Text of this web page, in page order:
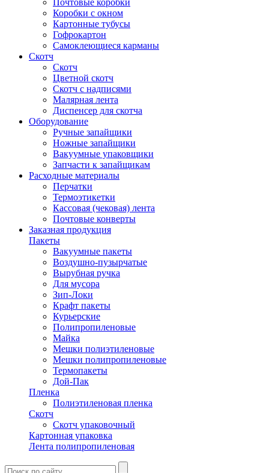
Коробки с окном
Картонные тубусы
Гофрокартон
Самоклеющиеся карманы
Скотч
Скотч
Цветной скотч
Скотч с надписями
Малярная лента
Диспенсер для скотча
Оборудование
Ручные запайщики
Ножные запайщики
Вакуумные упаковщики
Запчасти к запайщикам
Расходные материалы
Перчатки
Термоэтикетки
Кассовая (чековая) лента
Почтовые конверты
Заказная продукция
Пакеты
Вакуумные пакеты
Воздушно-пузырчатые
Вырубная ручка
Для мусора
Зип-Локи
Крафт пакеты
Курьерские
Полипропиленовые
Майка
Мешки полиэтиленовые
Мешки полипропиленовые
Термопакеты
Дой-Пак
Пленка
Полиэтиленовая пленка
Скотч
Скотч упаковочный
Картонная упаковка
Лента полипропиленовая